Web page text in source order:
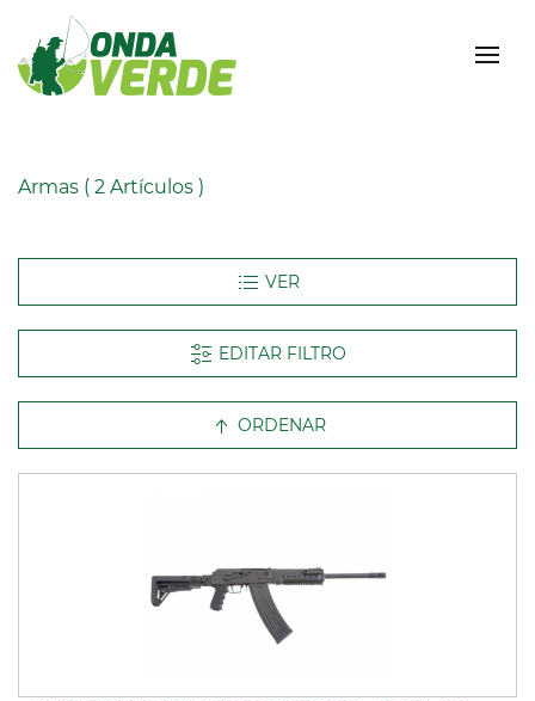
Armas ( 2 Artículos )
EDITAR FILTRO
ORDENAR